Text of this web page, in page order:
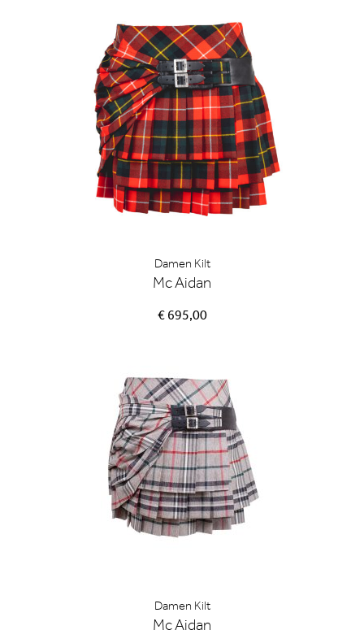
Damen Kilt
Mc Aidan
€ 695,00
Damen Kilt
Mc Aidan